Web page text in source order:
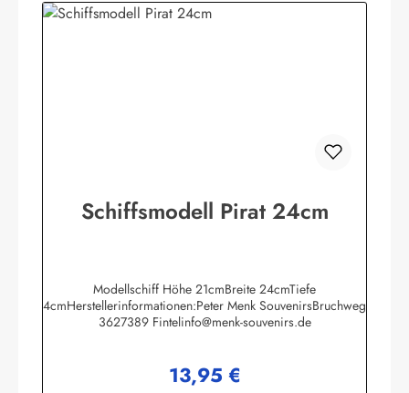
Schiffsmodell Pirat 24cm
Modellschiff Höhe 21cmBreite 24cmTiefe
4cmHerstellerinformationen:Peter Menk SouvenirsBruchweg
3627389 Fintelinfo@menk-souvenirs.de
Regulärer Preis:
13,95 €